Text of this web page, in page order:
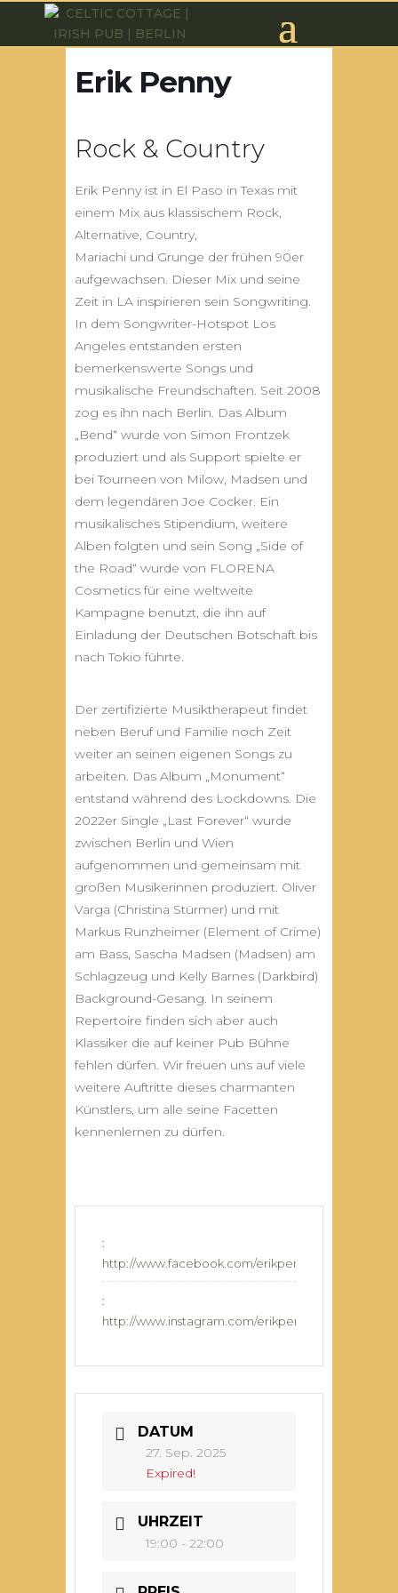
Erik Penny
Rock & Country
Erik Penny ist in El Paso in Texas mit
einem Mix aus klassischem Rock,
Alternative, Country,
Mariachi und Grunge der frühen 90er
aufgewachsen. Dieser Mix und seine
Zeit in LA inspirieren sein Songwriting.
In dem Songwriter-Hotspot Los
Angeles entstanden ersten
bemerkenswerte Songs und
musikalische Freundschaften. Seit 2008
zog es ihn nach Berlin. Das Album
„Bend“ wurde von Simon Frontzek
produziert und als Support spielte er
bei Tourneen von Milow, Madsen und
dem legendären Joe Cocker. Ein
musikalisches Stipendium, weitere
Alben folgten und sein Song „Side of
the Road“ wurde von FLORENA
Cosmetics für eine weltweite
Kampagne benutzt, die ihn auf
Einladung der Deutschen Botschaft bis
nach Tokio führte.
Der zertifizierte Musiktherapeut findet
neben Beruf und Familie noch Zeit
weiter an seinen eigenen Songs zu
arbeiten. Das Album „Monument“
entstand während des Lockdowns. Die
2022er Single „Last Forever“ wurde
zwischen Berlin und Wien
aufgenommen und gemeinsam mit
großen Musikerinnen produziert. Oliver
Varga (Christina Stürmer) und mit
Markus Runzheimer (Element of Crime)
am Bass, Sascha Madsen (Madsen) am
Schlagzeug und Kelly Barnes (Darkbird)
Background-Gesang. In seinem
Repertoire finden sich aber auch
Klassiker die auf keiner Pub Bühne
fehlen dürfen. Wir freuen uns auf viele
weitere Auftritte dieses charmanten
Künstlers, um alle seine Facetten
kennenlernen zu dürfen.
:
http://www.facebook.com/erikpennymusic
:
http://www.instagram.com/erikpenny
DATUM
27. Sep. 2025
Expired!
UHRZEIT
19:00 - 22:00